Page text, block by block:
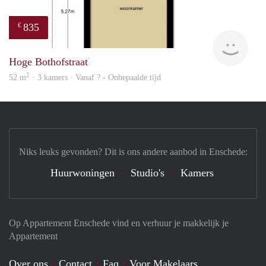
€ 835
Hoge Bothofstraat
52 m2 · 3 kamers · Vanaf ? - Onbepaalde tijd
Op Appartement Enschede vind en verhuur je makkelijk je
Appartement
Over ons Contact Faq Voor Makelaars
Niks leuks gevonden? Dit is ons andere aanbod in Enschede:
Huurwoningen Studio's Kamers